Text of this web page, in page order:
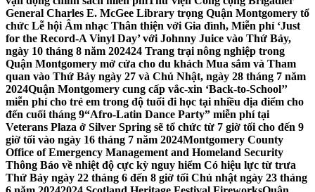
General Charles E. McGee Library trọng Quận Montgomery tổ
chức Lễ hội Âm nhạc Thân thiện với Gia đình, Miễn phí ‘Just
for the Record-A Vinyl Day’ với Johnny Juice vào Thứ Bảy,
ngày 10 tháng 8 năm 202424 Trang trại nông nghiệp trong
Quận Montgomery mở cửa cho du khách Mua sắm và Tham
quan vào Thứ Bảy ngày 27 và Chủ Nhật, ngày 28 tháng 7 năm
2024Quận Montgomery cung cấp vắc-xin ‘Back-to-School’’
miễn phí cho trẻ em trong độ tuổi đi học tại nhiều địa điểm cho
đến cuối tháng 9“Afro-Latin Dance Party” miễn phí tại
Veterans Plaza ở Silver Spring sẽ tổ chức từ 7 giờ tối cho đến 9
giờ tối vào ngày 16 tháng 7 năm 2024Montgomery County
Office of Emergency Management and Homeland Security
Thông Báo về nhiệt độ cực kỳ nguy hiểm Có hiệu lực từ trưa
Thứ Bảy ngày 22 tháng 6 đến 8 giờ tối Chủ nhật ngày 23 tháng